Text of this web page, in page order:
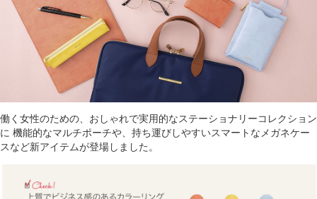
働く女性のための、おしゃれで実用的なステーショナリーコレクション
に 機能的なマルチポーチや、持ち運びしやすいスマートなメガネケー
スなど新アイテムが登場しました。